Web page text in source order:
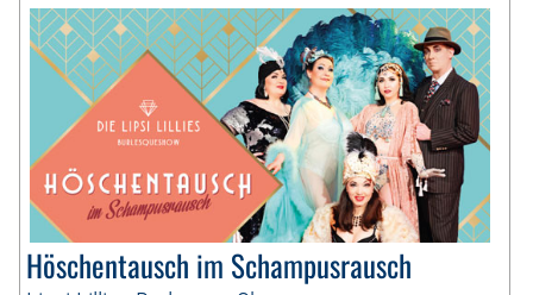
Höschentausch im Schampusrausch